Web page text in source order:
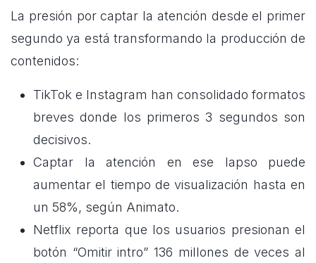
La presión por captar la atención desde el primer
segundo ya está transformando la producción de
contenidos:
TikTok e Instagram han consolidado formatos
breves donde los primeros 3 segundos son
decisivos.
Captar la atención en ese lapso puede
aumentar el tiempo de visualización hasta en
un 58%, según Animato.
Netflix reporta que los usuarios presionan el
botón “Omitir intro” 136 millones de veces al